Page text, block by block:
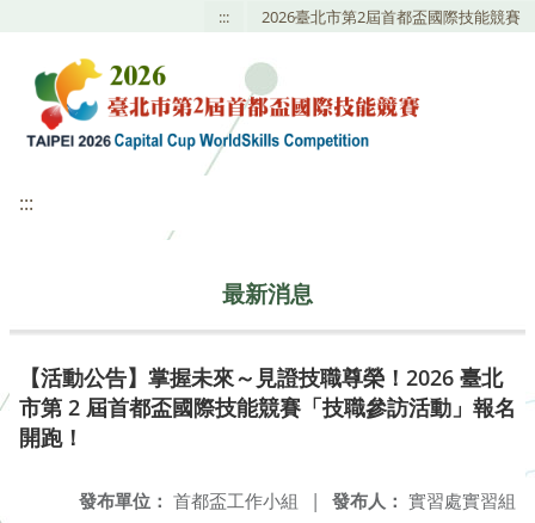
::: 2026臺北市第2屆首都盃國際技能競賽
:::
最新消息
【活動公告】掌握未來～見證技職尊榮！2026 臺北
市第 2 屆首都盃國際技能競賽「技職參訪活動」報名
開跑！
發布人： 實習處實習組
發布單位： 首都盃工作小組 |